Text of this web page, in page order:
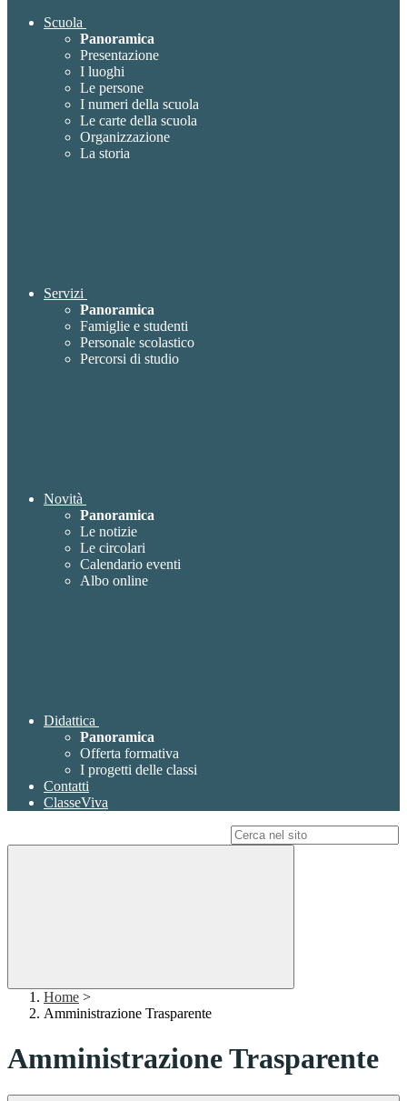
Scuola
Panoramica
Presentazione
I luoghi
Le persone
I numeri della scuola
Le carte della scuola
Organizzazione
La storia
Servizi
Panoramica
Famiglie e studenti
Personale scolastico
Percorsi di studio
Novità
Panoramica
Le notizie
Le circolari
Calendario eventi
Albo online
Didattica
Panoramica
Offerta formativa
I progetti delle classi
Contatti
ClasseViva
Home >
Amministrazione Trasparente
Amministrazione Trasparente